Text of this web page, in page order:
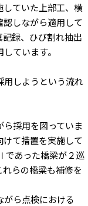
していた上部工、横
しながら適用して
録、ひび割れ抽出
ています。
しようという流れ
採用を図っていま
て措置を実施して
あった橋梁が２巡
らの橋梁も補修を
ら点検における